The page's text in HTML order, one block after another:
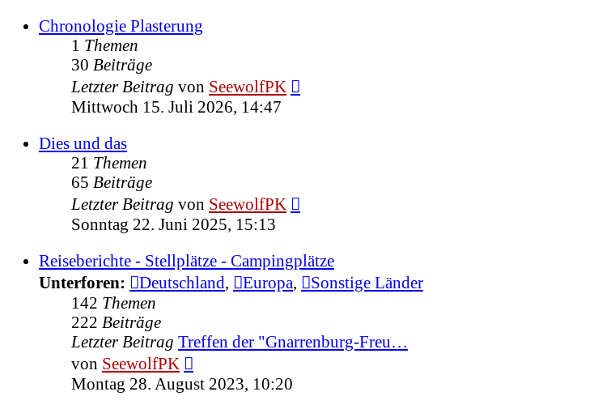
Chronologie Plasterung
1 Themen
30 Beiträge
Letzter Beitrag von SeewolfPK
Mittwoch 15. Juli 2026, 14:47
Dies und das
21 Themen
65 Beiträge
Letzter Beitrag von SeewolfPK
Sonntag 22. Juni 2025, 15:13
Reiseberichte - Stellplätze - Campingplätze
Unterforen:
Deutschland, Europa,
Sonstige Länder
142 Themen
222 Beiträge
Letzter Beitrag Treffen der "Gnarrenburg-Freu…
von SeewolfPK
Beitrag
Montag 28. August 2023, 10:20